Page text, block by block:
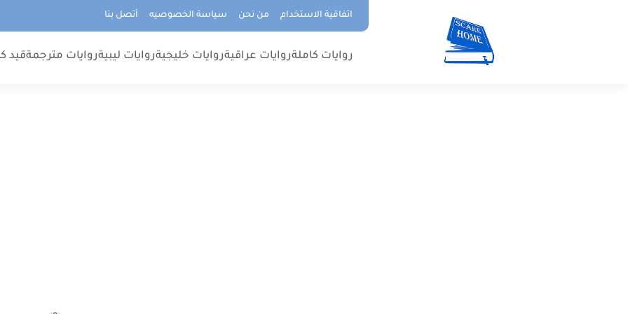
اتفاقية الاستخدام من نحن سياسة الخصوصيه أتصل بنا
روايات كاملةروايات عراقيةروايات خليجيةروايات ليبيةروايات مترجمةقيد